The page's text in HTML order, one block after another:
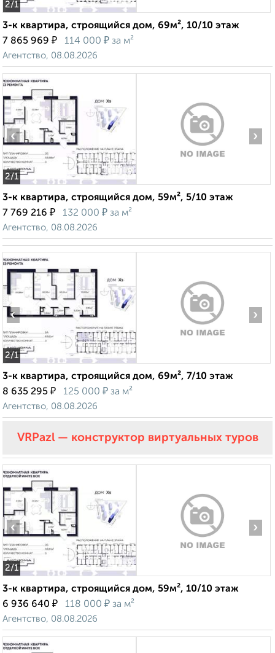
2/1
3-к квартира, строящийся дом, 69м², 10/10 этаж
7 865 969 ₽ 114 000 ₽ за м²
Агентство, 08.08.2026
2/1
‹ ›
3-к квартира, строящийся дом, 59м², 5/10 этаж
7 769 216 ₽ 132 000 ₽ за м²
Агентство, 08.08.2026
2/1
‹ ›
3-к квартира, строящийся дом, 69м², 7/10 этаж
8 635 295 ₽ 125 000 ₽ за м²
Агентство, 08.08.2026
VRPazl — конструктор виртуальных туров
2/1
‹ ›
3-к квартира, строящийся дом, 59м², 10/10 этаж
6 936 640 ₽ 118 000 ₽ за м²
Агентство, 08.08.2026